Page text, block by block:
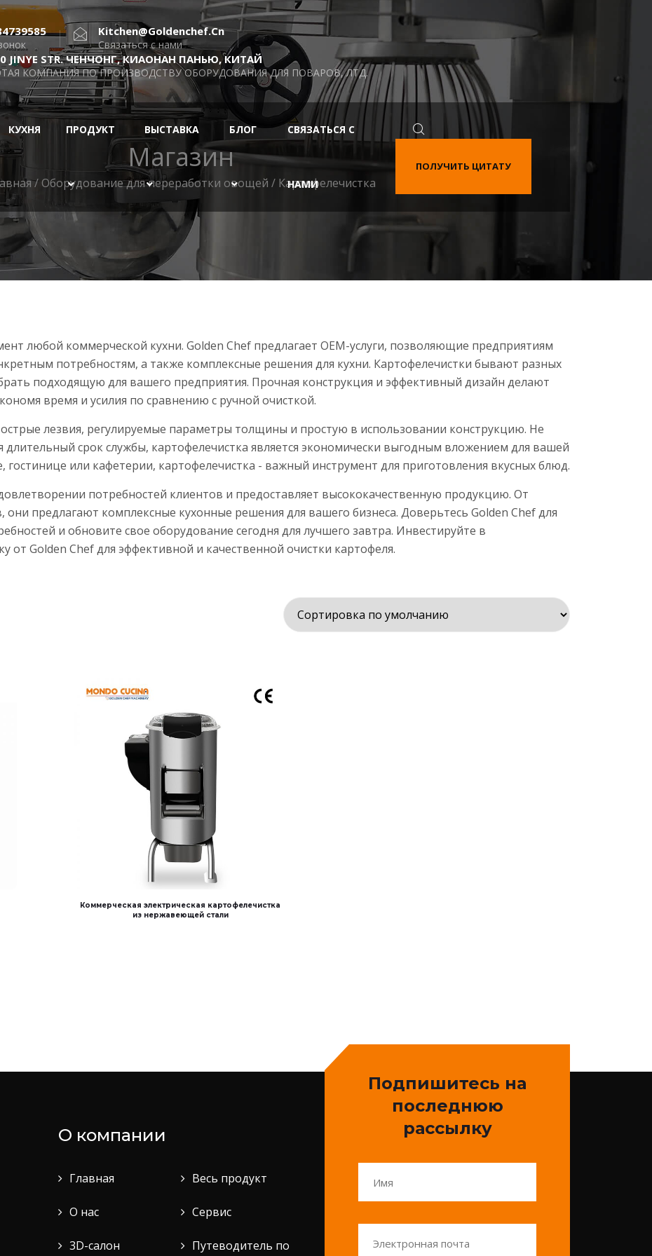
Kitchen@goldenchef.cn
Связаться с нами
JINYE STR. ЧЕНЧОНГ, КИАОНАН ПАНЬЮ, КИТАЙ
КОМПАНИЯ ПО ПРОИЗВОДСТВУ ОБОРУДОВАНИЯ ДЛЯ ПОВАРОВ, ЛТД.
КУХНЯ ПРОДУКТ ВЫСТАВКА БЛОГ СВЯЗАТЬСЯ С
НАМИ
ПОЛУЧИТЬ ЦИТАТУ
Магазин
/Оборудование для переработки овощей / Картофелечистка
любой коммерческой кухни. Golden Chef предлагает OEM-услуги, позволяющие предприятиям
потребностям, а также комплексные решения для кухни. Картофелечистки бывают разных
подходящую для вашего предприятия. Прочная конструкция и эффективный дизайн делают
время и усилия по сравнению с ручной очисткой.
лезвия, регулируемые параметры толщины и простую в использовании конструкцию. Не
срок службы, картофелечистка является экономически выгодным вложением для вашей
гостинице или кафетерии, картофелечистка - важный инструмент для приготовления вкусных блюд.
потребностей клиентов и предоставляет высококачественную продукцию. От
предлагают комплексные кухонные решения для вашего бизнеса. Доверьтесь Golden Chef для
и обновите свое оборудование сегодня для лучшего завтра. Инвестируйте в
от Golden Chef для эффективной и качественной очистки картофеля.
Коммерческая электрическая картофелечистка
из нержавеющей стали
О компании
Главная Весь продукт
О нас Сервис
3D-салон Путеводитель по
Подпишитесь на
последнюю
рассылку